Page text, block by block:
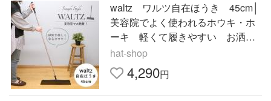
waltz ワルツ自在ほうき 45cm│
美容院でよく使われるホウキ・ホ
ーキ 軽くて履きやすい お洒
落 箒 美容室 毛が絡まない
軽量 スリム 掃き掃除 屋内
hat-shop
4,290円